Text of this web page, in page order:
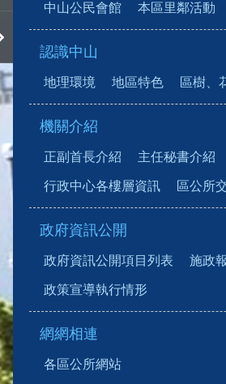
中山公民會館 本區里鄰活動
認識中山
地理環境 地區特色 區樹、
機關介紹
正副首長介紹 主任秘書介紹
行政中心各樓層資訊 區公所
政府資訊公開
政府資訊公開項目列表 施政
政策宣導執行情形
網網相連
各區公所網站